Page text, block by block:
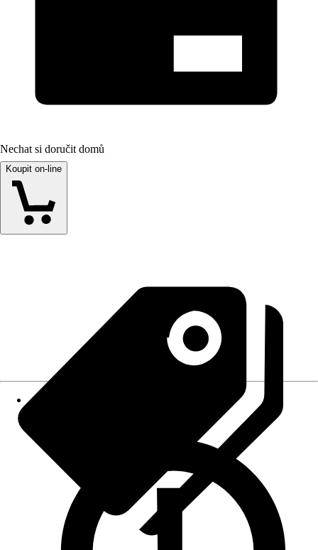
Nechat si doručit domů
Koupit on-line